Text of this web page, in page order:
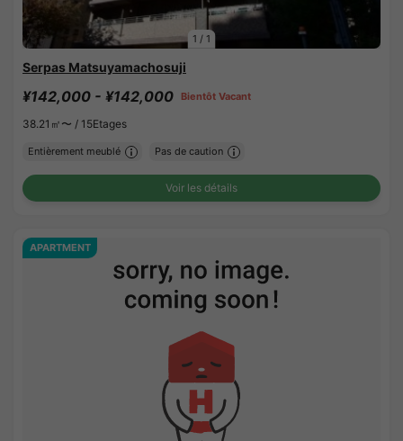
1 / 1
Serpas Matsuyamachosuji
¥142,000 - ¥142,000 Bientôt Vacant
38.21㎡〜 / 15Etages
Entièrement meublé Pas de caution
Voir les détails
APARTMENT